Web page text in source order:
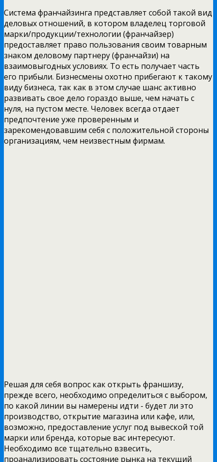
Система франчайзинга представляет собой такой вид
деловых отношений, в котором владелец торговой
марки/продукции/технологии (франчайзер)
предоставляет право пользования своим товарным
знаком деловому партнеру (франчайзи) на
взаимовыгодных условиях. То есть получает часть
его прибыли. Бизнесмены охотно прибегают к такому
виду бизнеса, так как в этом случае шанс активно
развивать свое дело гораздо выше, чем начать с
нуля, на пустом месте. Человек всегда отдает
предпочтение уже проверенным и
зарекомендовавшим себя с положительной стороны
организациям, чем неизвестным фирмам.
Решая для себя вопрос как открыть франшизу,
прежде всего, необходимо определиться с выбором,
по какой линии вы намерены идти - будет ли это
производство, открытие магазина или кафе, или,
возможно, предоставление услуг под вывеской той
марки или бренда, которые вас интересуют.
Необходимо все тщательно взвесить,
проанализировать состояние рынка на текущий